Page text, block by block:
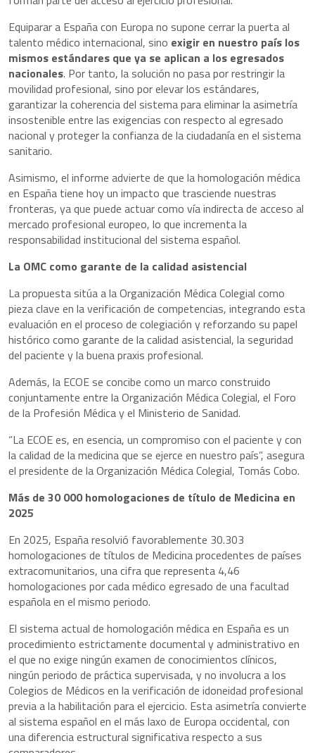
Equiparar a España con Europa no supone cerrar la puerta al
talento médico internacional, sino exigir en nuestro país los
mismos estándares que ya se aplican a los egresados
nacionales. Por tanto, la solución no pasa por restringir la
movilidad profesional, sino por elevar los estándares,
garantizar la coherencia del sistema para eliminar la asimetría
insostenible entre las exigencias con respecto al egresado
nacional y proteger la confianza de la ciudadanía en el sistema
sanitario.
Asimismo, el informe advierte de que la homologación médica
en España tiene hoy un impacto que trasciende nuestras
fronteras, ya que puede actuar como vía indirecta de acceso al
mercado profesional europeo, lo que incrementa la
responsabilidad institucional del sistema español.
La OMC como garante de la calidad asistencial
La propuesta sitúa a la Organización Médica Colegial como
pieza clave en la verificación de competencias, integrando esta
evaluación en el proceso de colegiación y reforzando su papel
histórico como garante de la calidad asistencial, la seguridad
del paciente y la buena praxis profesional.
Además, la ECOE se concibe como un marco construido
conjuntamente entre la Organización Médica Colegial, el Foro
de la Profesión Médica y el Ministerio de Sanidad.
“La ECOE es, en esencia, un compromiso con el paciente y con
la calidad de la medicina que se ejerce en nuestro país”, asegura
el presidente de la Organización Médica Colegial, Tomás Cobo.
Más de 30 000 homologaciones de título de Medicina en
2025
En 2025, España resolvió favorablemente 30.303
homologaciones de títulos de Medicina procedentes de países
extracomunitarios, una cifra que representa 4,46
homologaciones por cada médico egresado de una facultad
española en el mismo periodo.
El sistema actual de homologación médica en España es un
procedimiento estrictamente documental y administrativo en
el que no exige ningún examen de conocimientos clínicos,
ningún periodo de práctica supervisada, y no involucra a los
Colegios de Médicos en la verificación de idoneidad profesional
previa a la habilitación para el ejercicio. Esta asimetría convierte
al sistema español en el más laxo de Europa occidental, con
una diferencia estructural significativa respecto a sus